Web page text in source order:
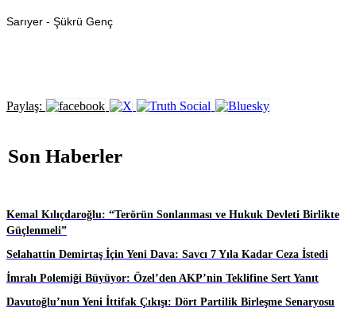
Sarıyer - Şükrü Genç
Paylaş:
Son Haberler
Kemal Kılıçdaroğlu: “Terörün Sonlanması ve Hukuk Devleti Birlikte
Güçlenmeli”
Selahattin Demirtaş İçin Yeni Dava: Savcı 7 Yıla Kadar Ceza İstedi
İmralı Polemiği Büyüyor: Özel’den AKP’nin Teklifine Sert Yanıt
Davutoğlu’nun Yeni İttifak Çıkışı: Dört Partilik Birleşme Senaryosu